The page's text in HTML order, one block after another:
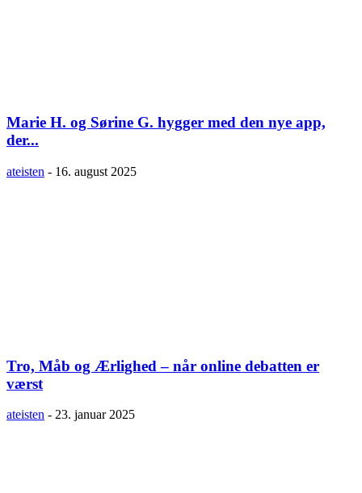
Marie H. og Sørine G. hygger med den nye app,
der...
ateisten - 16. august 2025
Tro, Måb og Ærlighed – når online debatten er
værst
ateisten - 23. januar 2025